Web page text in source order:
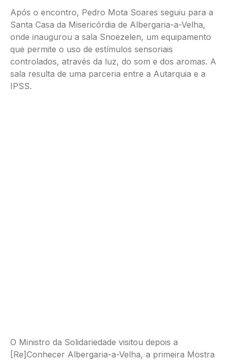
Após o encontro, Pedro Mota Soares seguiu para a
Santa Casa da Misericórdia de Albergaria-a-Velha,
onde inaugurou a sala Snoezelen, um equipamento
que permite o uso de estímulos sensoriais
controlados, através da luz, do som e dos aromas. A
sala resulta de uma parceria entre a Autarquia e a
IPSS.
O Ministro da Solidariedade visitou depois a
[Re]Conhecer Albergaria-a-Velha, a primeira Mostra